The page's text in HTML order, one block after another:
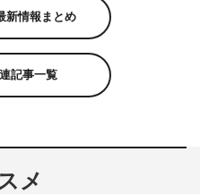
新情報まとめ
記事一覧
メ